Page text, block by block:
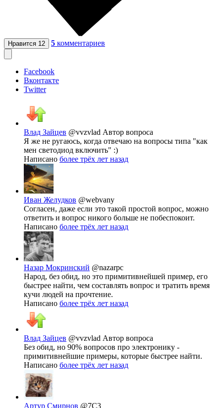
Нравится 12 5 комментариев
Facebook
Вконтакте
Twitter
Влад Зайцев @vvzvlad Автор вопроса
Я же не ругаюсь, когда отвечаю на вопросы типа "как
мен светодиод включить" :)
Написано более трёх лет назад
Иван Желудков @webvany
Согласен, даже если это такой простой вопрос, можно
ответить и вопрос никого больше не побеспокоит.
Написано более трёх лет назад
Назар Мокринский @nazarpc
Народ, без обид, но это примитивнейшей пример, его
быстрее найти, чем составлять вопрос и тратить время
кучи людей на прочтение.
Написано более трёх лет назад
Влад Зайцев @vvzvlad Автор вопроса
Без обид, но 90% вопросов про электронику -
примитивнейшие примеры, которые быстрее найти.
Написано более трёх лет назад
Артур Смирнов @7C3